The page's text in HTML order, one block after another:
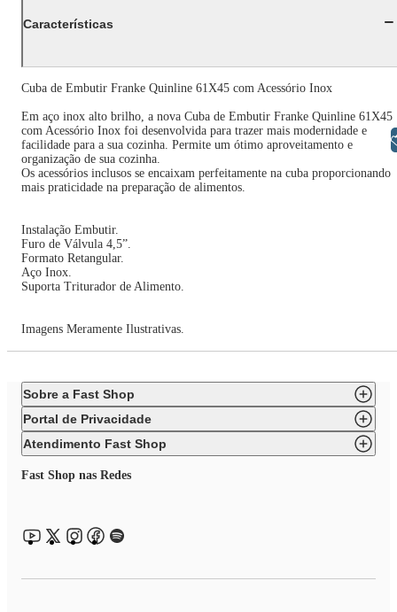
Características
Cuba de Embutir Franke Quinline 61X45 com Acessório Inox
Em aço inox alto brilho, a nova Cuba de Embutir Franke Quinline 61X45
com Acessório Inox foi desenvolvida para trazer mais modernidade e
facilidade para a sua cozinha. Permite um ótimo aproveitamento e
organização de sua cozinha.
Os acessórios inclusos se encaixam perfeitamente na cuba proporcionando
mais praticidade na preparação de alimentos.
Instalação Embutir.
Furo de Válvula 4,5”.
Formato Retangular.
Aço Inox.
Suporta Triturador de Alimento.
Imagens Meramente Ilustrativas.
Sobre a Fast Shop
Portal de Privacidade
Atendimento Fast Shop
Fast Shop nas Redes
Libras